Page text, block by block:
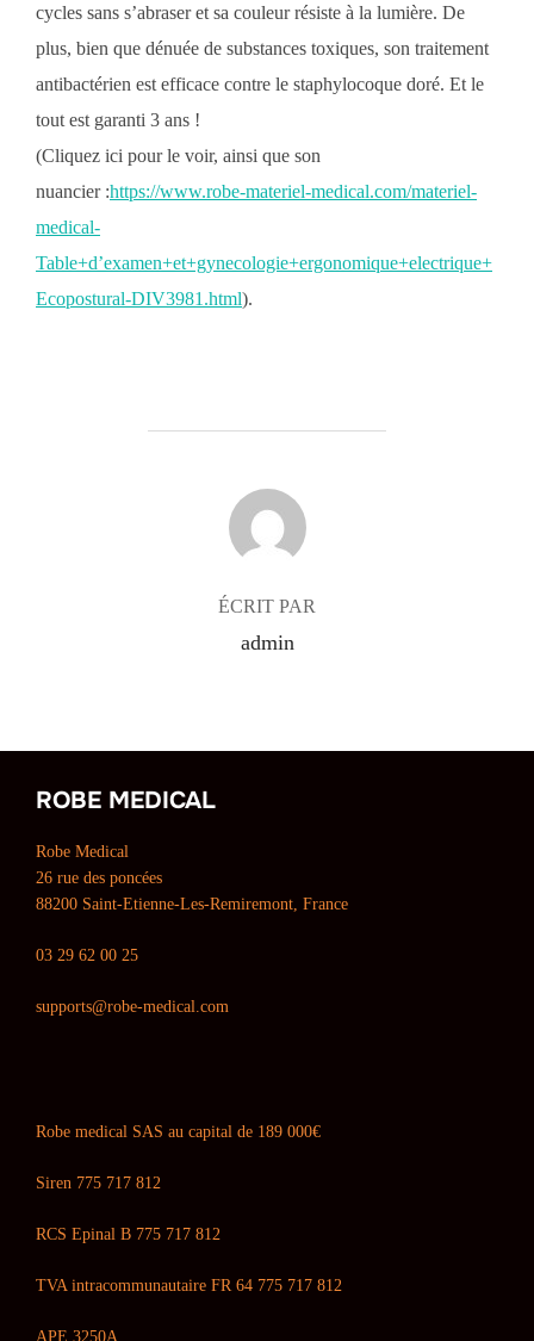
cycles sans s’abraser et sa couleur résiste à la lumière. De
plus, bien que dénuée de substances toxiques, son traitement
antibactérien est efficace contre le staphylocoque doré. Et le
tout est garanti 3 ans !
(Cliquez ici pour le voir, ainsi que son
nuancier :https://www.robe-materiel-medical.com/materiel-
medical-
Table+d’examen+et+gynecologie+ergonomique+electrique+
Ecopostural-DIV3981.html).
AUTEUR DE LA PUBLICATION
ÉCRIT PAR
admin
ROBE MEDICAL
Robe Medical
26 rue des poncées
88200 Saint-Etienne-Les-Remiremont, France
03 29 62 00 25
supports@robe-medical.com
Robe medical SAS au capital de 189 000€
Siren 775 717 812
RCS Epinal B 775 717 812
TVA intracommunautaire FR 64 775 717 812
APE 3250A